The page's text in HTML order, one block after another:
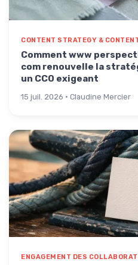
CONTENT STRATEGY &
Comment www
com renouvelle la
un CCO exigeant
15 juil. 2026 · Claudine Mercier
ENGAGEMENT DES